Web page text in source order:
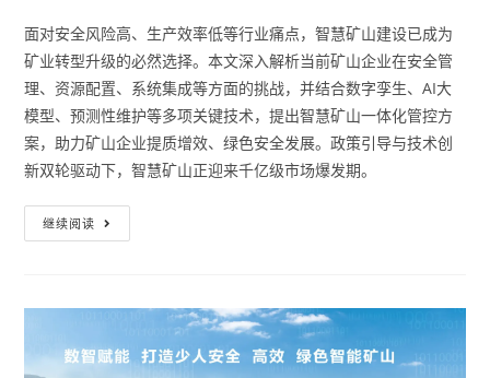
面对安全风险高、生产效率低等行业痛点，智慧矿山建设已成为
矿业转型升级的必然选择。本文深入解析当前矿山企业在安全管
理、资源配置、系统集成等方面的挑战，并结合数字孪生、AI大
模型、预测性维护等多项关键技术，提出智慧矿山一体化管控方
案，助力矿山企业提质增效、绿色安全发展。政策引导与技术创
新双轮驱动下，智慧矿山正迎来千亿级市场爆发期。
继续阅读